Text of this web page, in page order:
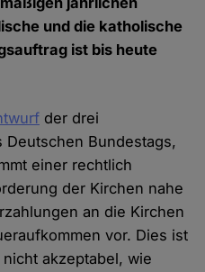
und die katholische
ist bis heute
der drei
Bundestags,
einer rechtlich
der Kirchen nahe
an die Kirchen
vor. Dies ist
akzeptabel, wie